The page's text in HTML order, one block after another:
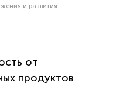
и развития
от
продуктов